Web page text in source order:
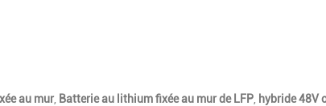
au mur Batterie au lithium fixée au mur de LFP hybride 48V